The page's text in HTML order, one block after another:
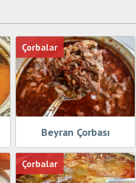
Beyran Çorbası
Çorbalar
Çorbalar